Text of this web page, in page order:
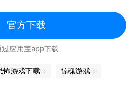
计的难题，等待你用智慧去征
官方下载
过应用宝app下载
怖游戏下载 惊魂游戏